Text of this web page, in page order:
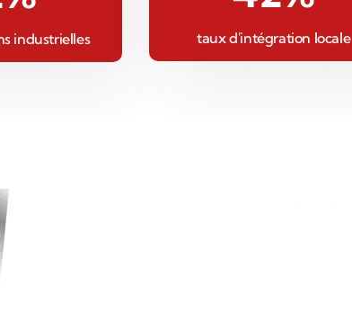
industrielles taux d'intégration locale